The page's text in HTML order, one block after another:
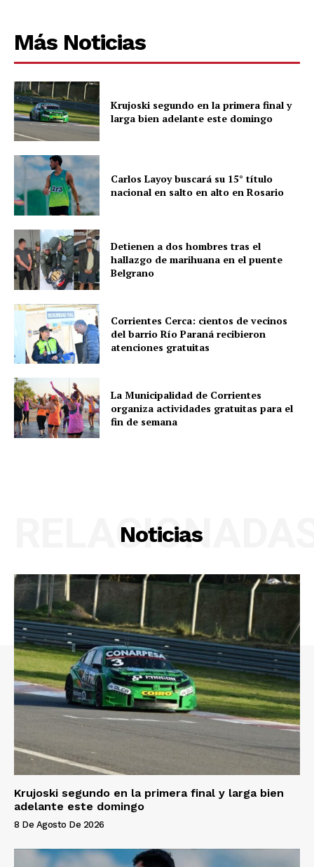
Más Noticias
Krujoski segundo en la primera final y
larga bien adelante este domingo
Carlos Layoy buscará su 15° título
nacional en salto en alto en Rosario
Detienen a dos hombres tras el
hallazgo de marihuana en el puente
Belgrano
Corrientes Cerca: cientos de vecinos
del barrio Río Paraná recibieron
atenciones gratuitas
La Municipalidad de Corrientes
organiza actividades gratuitas para el
fin de semana
Noticias
Krujoski segundo en la primera final y larga bien
adelante este domingo
8 De Agosto De 2026